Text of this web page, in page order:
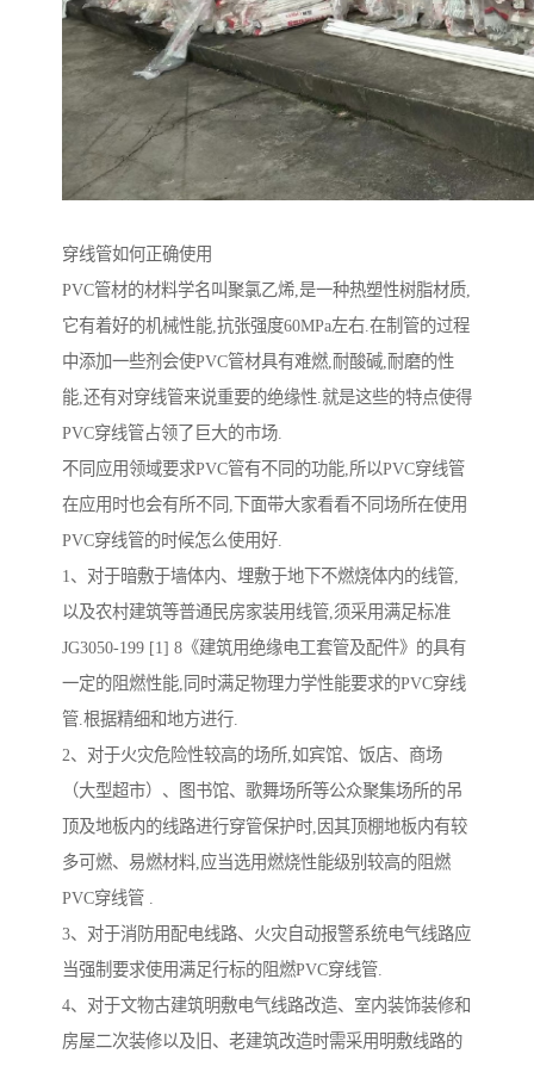
穿线管如何正确使用
PVC管材的材料学名叫聚氯乙烯,是一种热塑性树脂材质,
它有着好的机械性能,抗张强度60MPa左右.在制管的过程
中添加一些剂会使PVC管材具有难燃,耐酸碱,耐磨的性
能,还有对穿线管来说重要的绝缘性.就是这些的特点使得
PVC穿线管占领了巨大的市场.
不同应用领域要求PVC管有不同的功能,所以PVC穿线管
在应用时也会有所不同,下面带大家看看不同场所在使用
PVC穿线管的时候怎么使用好.
1、对于暗敷于墙体内、埋敷于地下不燃烧体内的线管,
以及农村建筑等普通民房家装用线管,须采用满足标准
JG3050-199 [1] 8《建筑用绝缘电工套管及配件》的具有
一定的阻燃性能,同时满足物理力学性能要求的PVC穿线
管.根据精细和地方进行.
2、对于火灾危险性较高的场所,如宾馆、饭店、商场
（大型超市）、图书馆、歌舞场所等公众聚集场所的吊
顶及地板内的线路进行穿管保护时,因其顶棚地板内有较
多可燃、易燃材料,应当选用燃烧性能级别较高的阻燃
PVC穿线管 .
3、对于消防用配电线路、火灾自动报警系统电气线路应
当强制要求使用满足行标的阻燃PVC穿线管.
4、对于文物古建筑明敷电气线路改造、室内装饰装修和
房屋二次装修以及旧、老建筑改造时需采用明敷线路的